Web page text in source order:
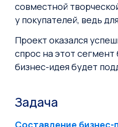
совместной
у покупателей, ведь
Проект оказался
спрос на этот
бизнес-идея будет
Задача
Составление бизнес-